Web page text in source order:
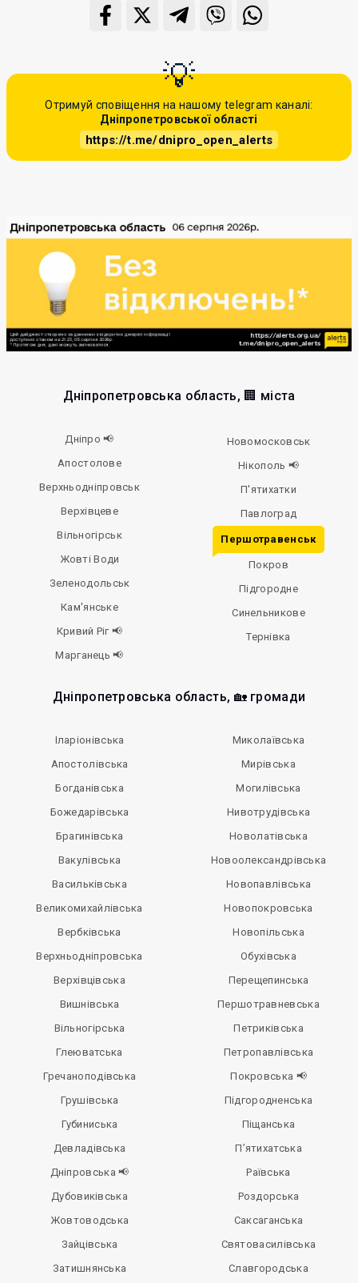
Отримуй сповіщення на нашому telegram каналі:
Дніпропетровської області
https://t.me/dnipro_open_alerts
Дніпропетровська область, 🏢 міста
Дніпро 📢
Апостолове
Верхньодніпровськ
Верхівцеве
Вільногірськ
Жовті Води
Зеленодольськ
Кам'янське
Кривий Ріг 📢
Марганець 📢
Новомосковськ
Нікополь 📢
П'ятихатки
Павлоград
Першотравенськ
Покров
Підгородне
Синельникове
Тернівка
Дніпропетровська область, 🏡 громади
Іларіонівська
Апостолівська
Богданівська
Божедарівська
Брагинівська
Вакулівська
Васильківська
Великомихайлівська
Вербківська
Верхньодніпровська
Верхівцівська
Вишнівська
Вільногірська
Глеюватська
Гречаноподівська
Грушівська
Губиниська
Девладівська
Дніпровська 📢
Дубовиківська
Жовтоводська
Зайцівська
Затишнянська
Миколаївська
Мирівська
Могилівська
Нивотрудівська
Новолатівська
Новоолександрівська
Новопавлівська
Новопокровська
Новопільська
Обухівська
Перещепинська
Першотравневська
Петриківська
Петропавлівська
Покровська 📢
Підгородненська
Піщанська
П’ятихатська
Раївська
Роздорська
Саксаганська
Святовасилівська
Славгородська